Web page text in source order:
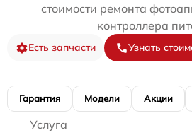
стоимости ремонта
контроллера
Есть запчасти Узнать
Гарантия Модели Акции
Услуга